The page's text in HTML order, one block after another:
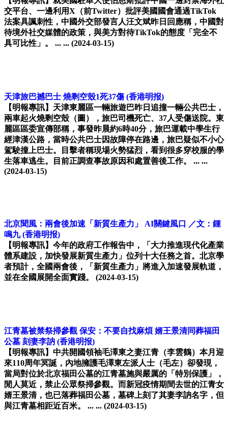
交平台、一邊利用X（前Twitter）批評美國國會通過TikTok
法案具諷刺性，中國外交部發言人汪文斌昨日回應稱，中國對
待境外社交媒體的政策，與美方對待TikTok的態度「完全不
具可比性」。 ... ... (2024-03-15)
天津旅巴撼巴士 燒剩空殼1死37傷 (香港明报)
【明報專訊】天津東麗區一輛旅遊巴昨日追撞一輛公共巴士，
兩車起火燒剩空殼（圖），旅巴司機死亡、37人受傷送院。東
麗區區委宣傳部稱，事發昨晨約6時40分，旅巴運載中學生行
經津漢公路，當時公共巴士因故障停在路邊，旅巴疑似不小心
駕駛撞上巴士。目擊者稱現場火勢猛烈，看到很多穿校服的學
生落車逃生。目前正調查事故原因和處置善後工作。 ... ...
(2024-03-15)
北京聞風：兩會後加速「新質生產力」 AI關鍵風口 ／文：鍾
鳴九 (香港明报)
【明報專訊】今年的政府工作報告中，「大力推進現代化產業
體系建設，加快發展新質生產力」位列十大任務之首。北京學
者預計，全國兩會後，「新質生產力」將進入加速發展軌道，
並在全國展開全面實踐。
(2024-03-15)
江青墓被禁祭掃參觀 保安：不要自找麻煩 婿王景清同葬福田
公墓 刻妻李訥 (香港明报)
【明報專訊】中共開國領袖毛澤東之妻江青（李雲鶴）本月迎
來110周年冥誕，內地擁護毛澤東左派人士（毛左）卻發現，
當局對位於北京福田公墓的江青墓施與嚴厲的「特別保護」，
閒人莫近，禁止公眾祭掃參觀。而新冠疫情期間去世的江青女
婿王景清，也已落葬福田公墓，墓碑上刻了其妻李訥名字，但
與江青墓相距近百米。 ... ... (2024-03-15)